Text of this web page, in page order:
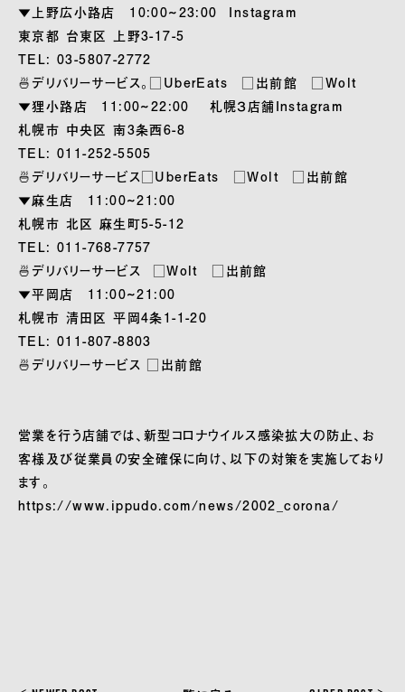
▼上野広小路店 10:00~23:00
Instagram
東京都 台東区 上野3-17-5
TEL: 03-5807-2772
🍜デリバリーサービス。□UberEats □出前館 □Wolt
▼狸小路店 11:00~22:00 札幌３店舗Instagram
札幌市 中央区 南3条西6-8
TEL: 011-252-5505
🍜デリバリーサービス□UberEats □Wolt □出前館
▼麻生店 11:00~21:00
札幌市 北区 麻生町5-5-12
TEL: 011-768-7757
🍜デリバリーサービス □Wolt □出前館
▼平岡店 11:00~21:00
札幌市 清田区 平岡4条1-1-20
TEL: 011-807-8803
🍜デリバリーサービス □出前館
営業を行う店舗では、新型コロナウイルス感染拡大の防止、お
客様及び従業員の安全確保に向け、以下の対策を実施しており
ます。
https://www.ippudo.com/news/2002_corona/